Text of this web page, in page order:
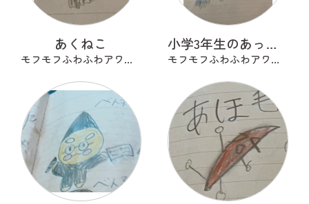
あくねこ
モフモフふわふわアワアワ
小学3年生のあったらいいな
モフモフふわふわアワアワ